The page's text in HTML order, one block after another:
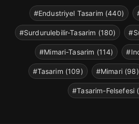
#Endustriyel Tasarim (440)
#Surdurulebilir-Tasarim (180)
#Mimari-Tasarim (114)
#Tasarim (109) #Mimari (98)
#Tasarim-Felsefesi